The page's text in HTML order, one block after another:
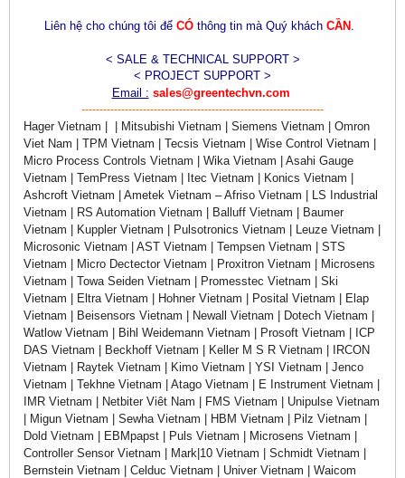
Liên hệ cho chúng tôi để CÓthông tin mà Quý khách CẦN.
< SALE & TECHNICAL SUPPORT >
< PROJECT SUPPORT >
Email : sales@greentechvn.com
-------------------------------------------------------------------
Hager Vietnam | | Mitsubishi Vietnam | Siemens Vietnam | Omron
Viet Nam | TPM Vietnam | Tecsis Vietnam | Wise Control Vietnam |
Micro Process Controls Vietnam | Wika Vietnam | Asahi Gauge
Vietnam | TemPress Vietnam | Itec Vietnam | Konics Vietnam |
Ashcroft Vietnam | Ametek Vietnam – Afriso Vietnam | LS Industrial
Vietnam | RS Automation Vietnam | Balluff Vietnam | Baumer
Vietnam | Kuppler Vietnam | Pulsotronics Vietnam | Leuze Vietnam |
Microsonic Vietnam | AST Vietnam | Tempsen Vietnam | STS
Vietnam | Micro Dectector Vietnam | Proxitron Vietnam | Microsens
Vietnam | Towa Seiden Vietnam | Promesstec Vietnam | Ski
Vietnam | Eltra Vietnam | Hohner Vietnam | Posital Vietnam | Elap
Vietnam | Beisensors Vietnam | Newall Vietnam | Dotech Vietnam |
Watlow Vietnam | Bihl Weidemann Vietnam | Prosoft Vietnam | ICP
DAS Vietnam | Beckhoff Vietnam | Keller M S R Vietnam | IRCON
Vietnam | Raytek Vietnam | Kimo Vietnam | YSI Vietnam | Jenco
Vietnam | Tekhne Vietnam | Atago Vietnam | E Instrument Vietnam |
IMR Vietnam | Netbiter Viêt Nam | FMS Vietnam | Unipulse Vietnam
| Migun Vietnam | Sewha Vietnam | HBM Vietnam | Pilz Vietnam |
Dold Vietnam | EBMpapst | Puls Vietnam | Microsens Vietnam |
Controller Sensor Vietnam | Mark|10 Vietnam | Schmidt Vietnam |
Bernstein Vietnam | Celduc Vietnam | Univer Vietnam | Waicom